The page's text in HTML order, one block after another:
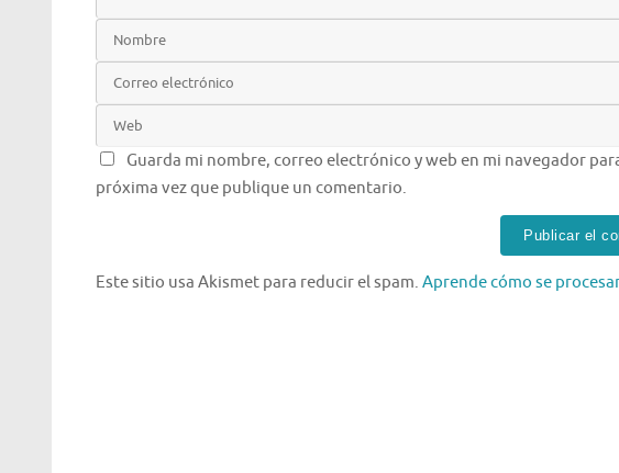
Guarda mi nombre, correo electrónico y web en mi navegador
próxima vez que publique un comentario.
Este sitio usa Akismet para reducir el spam. Aprende cómo se